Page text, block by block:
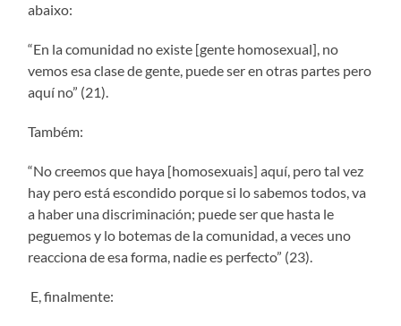
abaixo:
“En la comunidad no existe [gente homosexual], no
vemos esa clase de gente, puede ser en otras partes pero
aquí no” (21).
Também:
“No creemos que haya [homosexuais] aquí, pero tal vez
hay pero está escondido porque si lo sabemos todos, va
a haber una discriminación; puede ser que hasta le
peguemos y lo botemas de la comunidad, a veces uno
reacciona de esa forma, nadie es perfecto” (23).
E, finalmente: